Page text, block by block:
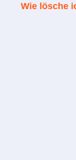
Wie lösche